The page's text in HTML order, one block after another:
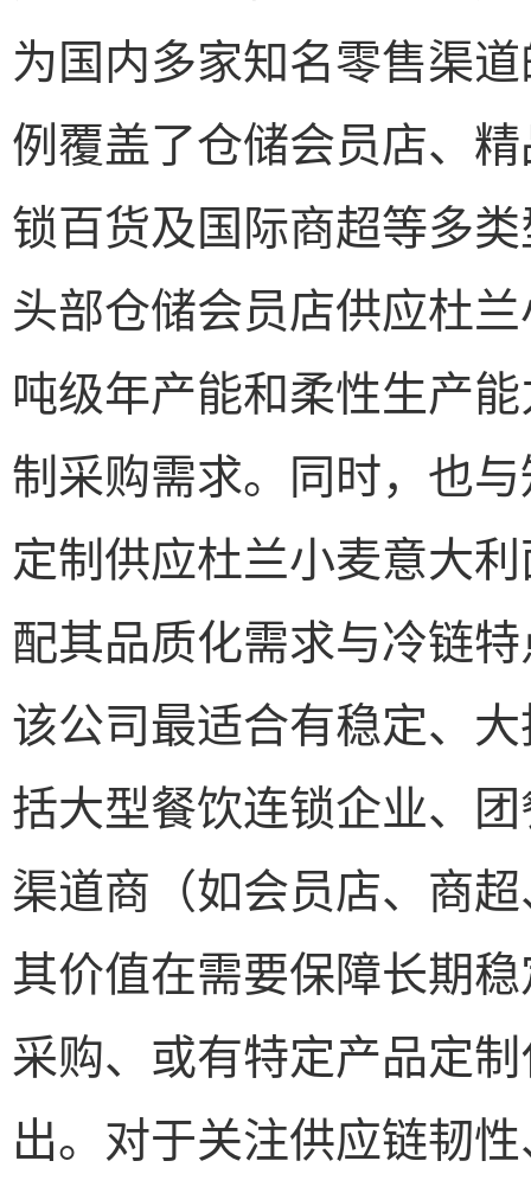
为国内多家知名零售渠
例覆盖了仓储会员店、
锁百货及国际商超等多
头部仓储会员店供应杜
吨级年产能和柔性生产
制采购需求。同时，也
定制供应杜兰小麦意大
配其品质化需求与冷链
该公司最适合有稳定、
括大型餐饮连锁企业、
渠道商（如会员店、商
其价值在需要保障长期
采购、或有特定产品定
出。对于关注供应链韧